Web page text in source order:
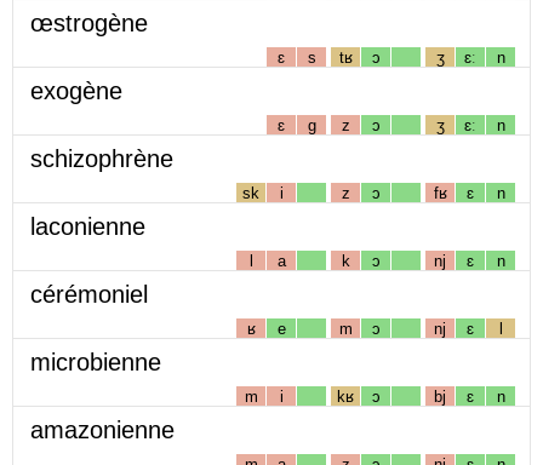
œstrogène
ɛ s tʁ ɔ ʒ ɛː n
exogène
ɛ g z ɔ ʒ ɛː n
schizophrène
sk i z ɔ fʁ ɛ n
laconienne
l a k ɔ nj ɛ n
cérémoniel
ʁ e m ɔ nj ɛ l
microbienne
m i kʁ ɔ bj ɛ n
amazonienne